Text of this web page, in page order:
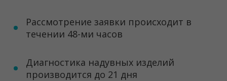
Рассмотрение заявки происходит в
течении 48-ми часов
Диагностика надувных изделий
производится до 21 дня